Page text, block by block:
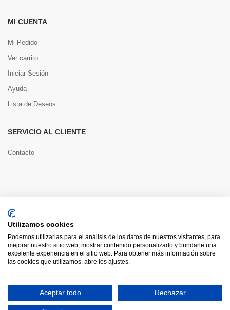
MI CUENTA
Mi Pedido
Ver carrito
Iniciar Sesión
Ayuda
Lista de Deseos
SERVICIO AL CLIENTE
Contacto
0
Utilizamos cookies
Podemos utilizarlas para el análisis de los datos de nuestros visitantes, para
mejorar nuestro sitio web, mostrar contenido personalizado y brindarle una
excelente experiencia en el sitio web. Para obtener más información sobre
las cookies que utilizamos, abre los ajustes.
Aceptar todo Rechazar